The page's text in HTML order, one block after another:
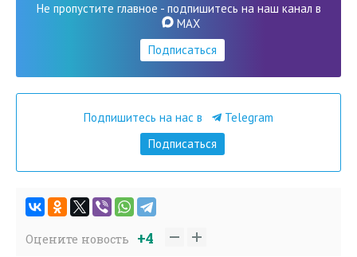
Не пропустите главное - подпишитесь на наш канал в
MAX
Подписаться
Подпишитесь на нас в
Telegram
Подписаться
Оцените новость +4